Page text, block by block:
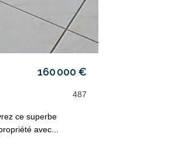
160 000 €
487
ce superbe
avec...